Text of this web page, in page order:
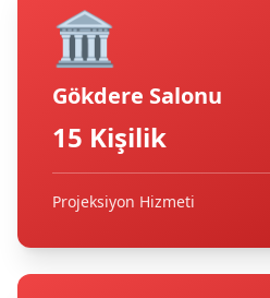
🏛️
Gökdere Salonu
15 Kişilik
Projeksiyon Hizmeti